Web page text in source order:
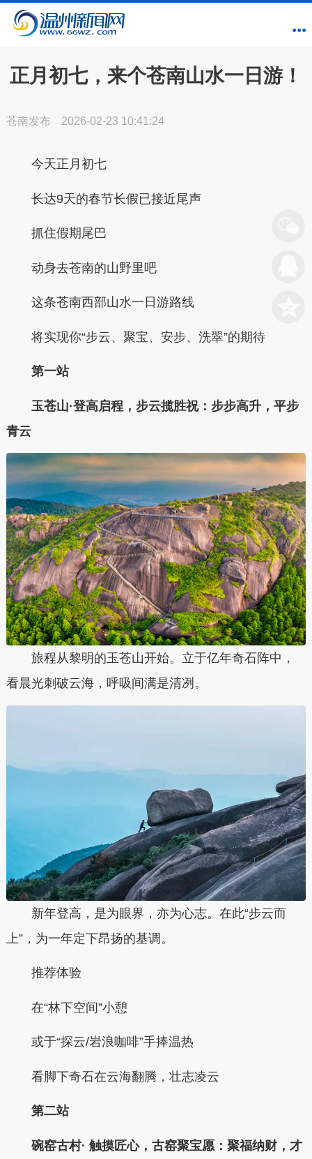
正月初七，来个苍南山水一日游！
苍南发布 2026-02-23 10:41:24
今天正月初七
长达9天的春节长假已接近尾声
抓住假期尾巴
动身去苍南的山野里吧
这条苍南西部山水一日游路线
将实现你“步云、聚宝、安步、洗翠”的期待
第一站
玉苍山·登高启程，步云揽胜祝：步步高升，平步
青云
旅程从黎明的玉苍山开始。立于亿年奇石阵中，
看晨光刺破云海，呼吸间满是清冽。
新年登高，是为眼界，亦为心志。在此“步云而
上”，为一年定下昂扬的基调。
推荐体验
在“林下空间”小憩
或于“探云/岩浪咖啡”手捧温热
看脚下奇石在云海翻腾，壮志凌云
第二站
碗窑古村· 触摸匠心，古窑聚宝愿：聚福纳财，才